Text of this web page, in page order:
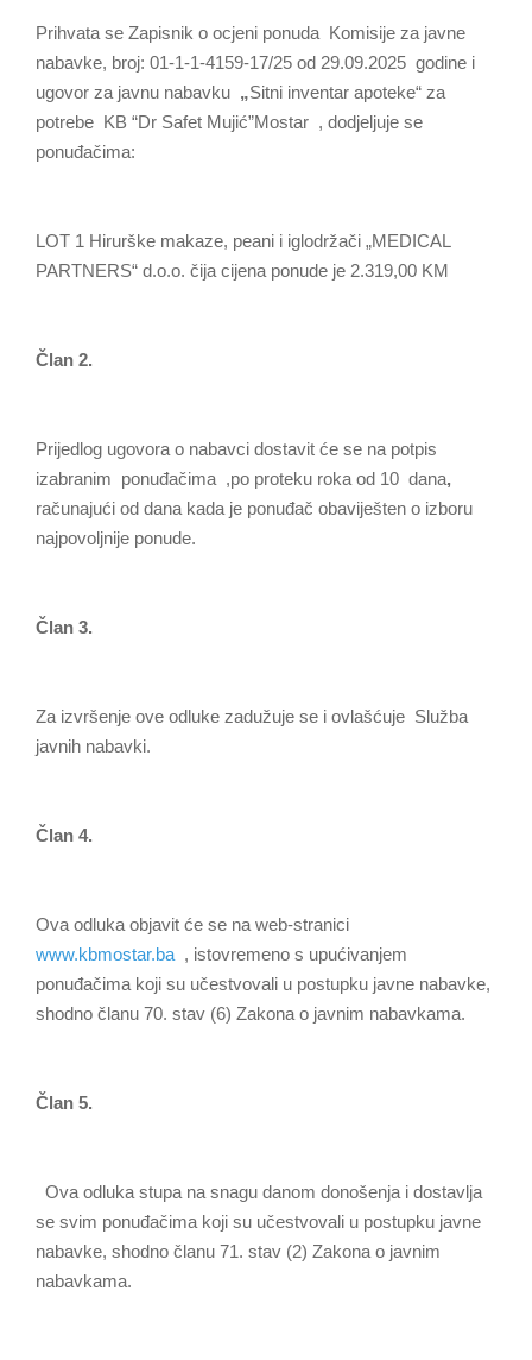
Prihvata se Zapisnik o ocjeni ponuda Komisije za javne
nabavke, broj: 01-1-1-4159-17/25 od 29.09.2025 godine i
ugovor za javnu nabavku „Sitni inventar apoteke“ za
potrebe KB “Dr Safet Mujić”Mostar , dodjeljuje se
ponuđačima:
LOT 1 Hirurške makaze, peani i iglodržači „MEDICAL
PARTNERS“ d.o.o. čija cijena ponude je 2.319,00 KM
Član 2.
Prijedlog ugovora o nabavci dostavit će se na potpis
izabranim ponuđačima ,po proteku roka od 10 dana,
računajući od dana kada je ponuđač оbaviješten о izboru
najpovoljnije ponude.
Član 3.
Za izvršenje оve odluke zadužuje se i ovlašćuje Služba
javnih nabavki.
Član 4.
Оva odluka objavit će se na web-stranici
www.kbmostar.ba , istovremeno s upućivanjem
ponuđačima koji su učestvovali u postupku javne nabavke,
shodno članu 70. stav (6) Zakona o javnim nabavkama.
Član 5.
Оva odluka stupa na snagu danom donošenja i dostavlja
se svim ponuđačima koji su učestvovali u postupku javne
nabavke, shodno članu 71. stav (2) Zakona o javnim
nabavkama.